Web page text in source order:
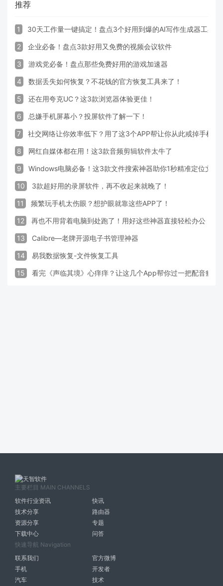
推荐
1 30天工作量一键搞定！盘点3个好用到爆的AI写作生成器工具
2 企业必备！盘点3款好用又免费的视频会议软件
3 游戏党必备！盘点那些免费好用的游戏加速器
4 数据丢失如何恢复？不花钱的官方恢复工具来了！
5 还在用夸克UC？这3款浏览器体验更佳！
6 总嫌手机屏幕小？投屏软件了解一下！
7 社交网络让你效率低下？用了这3个APP帮让你从此戒掉手机！
8 网红自媒体都在用！这3款音频剪辑软件太牛了
9 Windows电脑必备！这3款文件搜索神器助你1秒精准定位文件
10 3款超好用的录屏软件，再不收起来就晚了！
11 频繁玩手机太伤眼？想护眼就靠这些APP了！
12 再也不用背着电脑到处跑了！用好这些神器直接轻松办公
13 Calibre—老牌开源电子书管理神器
14 易我数据恢复-文件恢复工具
15 看完《声临其境》心痒痒？让这几个App帮你过一把配音瘾
主要栏目 MAIN CHANNELS
软件行业资讯
快讯
技术分享
路由器
资源分享
专题
下载中心
问答
快速导航 Navigation
联系我们
官方微博
手机
开发者
汽车
技术